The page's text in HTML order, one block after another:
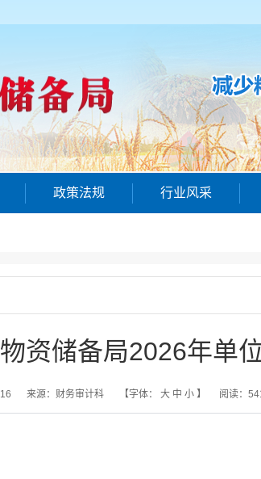
政策法规 行业风采
资储备局2026年单
来源：财务审计科 【字体： 大 中 小 】 阅读：